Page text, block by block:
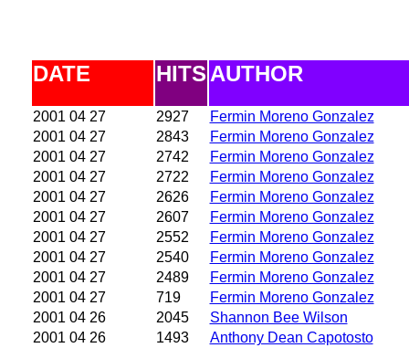
DATE HITS AUTHOR
2001 04 27 2927
Fermin Moreno Gonzalez
2001 04 27
2843
Fermin Moreno Gonzalez
2001 04 27
2742
Fermin Moreno Gonzalez
2001 04 27
2722
Fermin Moreno Gonzalez
2001 04 27
2626
Fermin Moreno Gonzalez
2001 04 27
2607
Fermin Moreno Gonzalez
2001 04 27
2552
Fermin Moreno Gonzalez
2001 04 27
2540
Fermin Moreno Gonzalez
2001 04 27
2489
Fermin Moreno Gonzalez
2001 04 27
719
Fermin Moreno Gonzalez
2001 04 26
2045
Shannon Bee Wilson
2001 04 26
1493
Anthony Dean Capotosto